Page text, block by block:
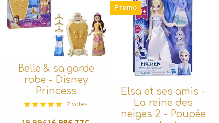
Belle & sa garde
robe - Disney
Princess
2 votes.
Promo
Elsa et ses amis -
La reine des
neiges 2 - Poupée